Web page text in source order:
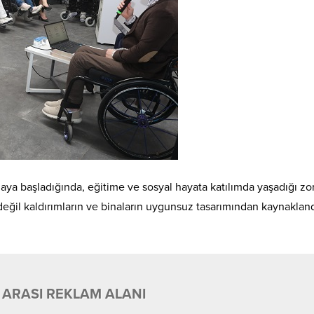
başladığında, eğitime ve sosyal hayata katılımda yaşadığı
kaldırımların ve binaların uygunsuz tasarımından
REKLAM ALANI